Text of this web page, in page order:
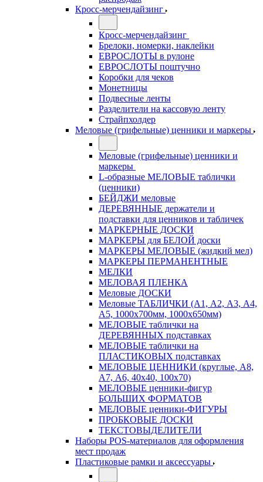
Кросс-мерчендайзинг
Кросс-мерчендайзинг
Брелоки, номерки, наклейки
ЕВРОСЛОТЫ в рулоне
ЕВРОСЛОТЫ поштучно
Коробки для чеков
Монетницы
Подвесные ленты
Разделители на кассовую ленту
Страйпхолдер
Меловые (грифельные) ценники и маркеры
Меловые (грифельные) ценники и
маркеры
L-образные МЕЛОВЫЕ таблички
(ценники)
БЕЙДЖИ меловые
ДЕРЕВЯННЫЕ держатели и
подставки для ценников и табличек
МАРКЕРНЫЕ ДОСКИ
МАРКЕРЫ для БЕЛОЙ доски
МАРКЕРЫ МЕЛОВЫЕ (жидкий мел)
МАРКЕРЫ ПЕРМАНЕНТНЫЕ
МЕЛКИ
МЕЛОВАЯ ПЛЕНКА
Меловые ДОСКИ
Меловые ТАБЛИЧКИ (А1, А2, А3, А4,
А5, 1000х700мм, 1000х650мм)
МЕЛОВЫЕ таблички на
ДЕРЕВЯННЫХ подставках
МЕЛОВЫЕ таблички на
ПЛАСТИКОВЫХ подставках
МЕЛОВЫЕ ЦЕННИКИ (круглые, А8,
А7, А6, 40х40, 100х70)
МЕЛОВЫЕ ценники-фигур
БОЛЬШИХ ФОРМАТОВ
МЕЛОВЫЕ ценники-ФИГУРЫ
ПРОБКОВЫЕ ДОСКИ
ТЕКСТОВЫДЕЛИТЕЛИ
Наборы POS-материалов для оформления
мест продаж
Пластиковые рамки и аксессуары